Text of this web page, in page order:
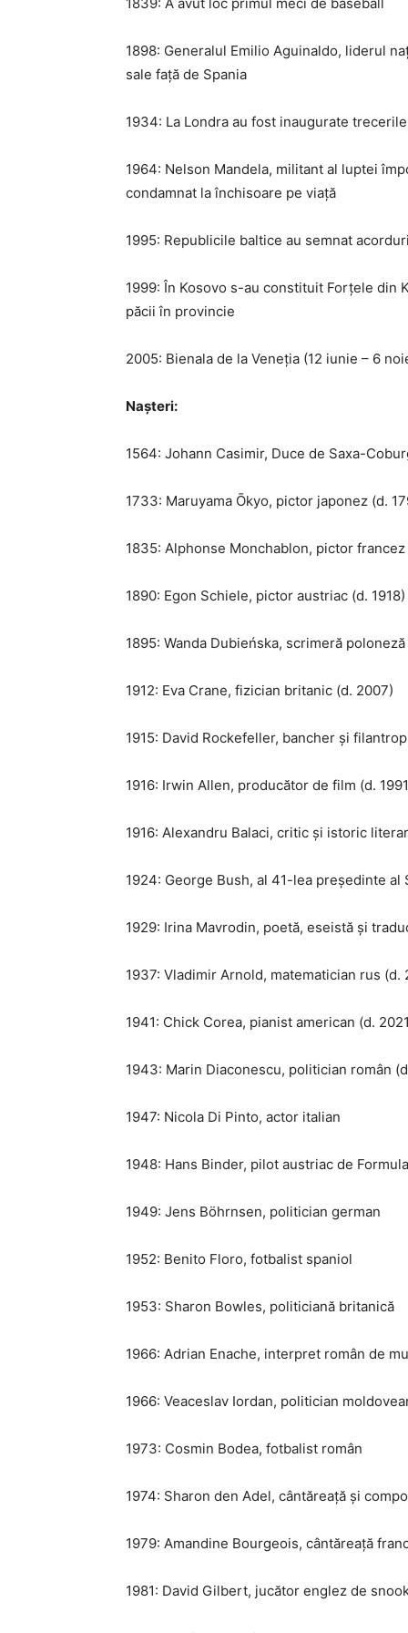
1898: Generalul Emilio Aguinaldo, liderul
sale față de Spania
1934: La Londra au fost inaugurate
1964: Nelson Mandela, militant al luptei
condamnat la închisoare pe viață
1995: Republicile baltice au semnat
1999: În Kosovo s-au constituit Forțele din
păcii în provincie
2005: Bienala de la Veneția (12 iunie – 6
Nașteri:
1564: Johann Casimir, Duce de Saxa-
1733: Maruyama Ōkyo, pictor japonez (d.
1835: Alphonse Monchablon, pictor francez
1890: Egon Schiele, pictor austriac (d. 1918)
1895: Wanda Dubieńska, scrimeră
1912: Eva Crane, fizician britanic (d. 2007)
1915: David Rockefeller, bancher și
1916: Irwin Allen, producător de film (d.
1916: Alexandru Balaci, critic și istoric
1924: George Bush, al 41-lea președinte al
1929: Irina Mavrodin, poetă, eseistă și
1937: Vladimir Arnold, matematician rus (d.
1941: Chick Corea, pianist american (d.
1943: Marin Diaconescu, politician român
1947: Nicola Di Pinto, actor italian
1948: Hans Binder, pilot austriac de
1949: Jens Böhrnsen, politician german
1952: Benito Floro, fotbalist spaniol
1953: Sharon Bowles, politiciană britanică
1966: Adrian Enache, interpret român de
1966: Veaceslav Iordan, politician
1973: Cosmin Bodea, fotbalist român
1974: Sharon den Adel, cântăreață și
1979: Amandine Bourgeois, cântăreață
1981: David Gilbert, jucător englez de